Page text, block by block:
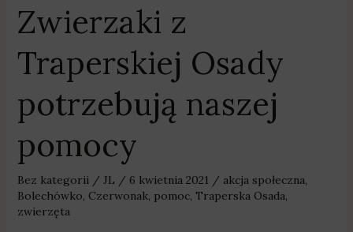
Zwierzaki z
Traperskiej Osady
potrzebują naszej
pomocy
Bez kategorii/ JL / 6 kwietnia 2021 / akcja społeczna,
Bolechówko, Czerwonak, pomoc, Traperska Osada,
zwierzęta
naszej
pomocy